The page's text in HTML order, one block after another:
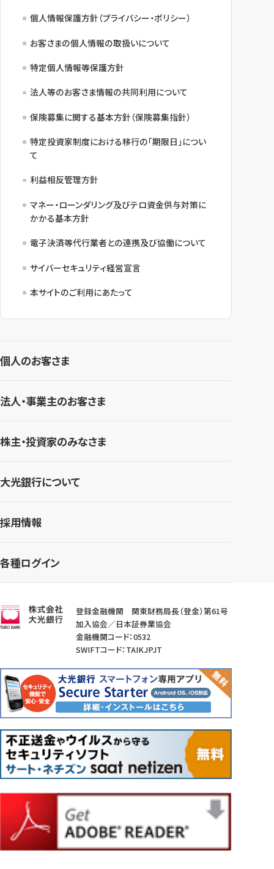
個人情報保護方針（プライバシー・ポリシー）
お客さまの個人情報の取扱いについて
特定個人情報等保護方針
法人等のお客さま情報の共同利用について
保険募集に関する基本方針（保険募集指針）
特定投資家制度における移行の「期限日」につい
て
利益相反管理方針
マネー・ローンダリング及びテロ資金供与対策に
かかる基本方針
電子決済等代行業者との連携及び協働について
サイバーセキュリティ経営宣言
本サイトのご利用にあたって
個人のお客さま
法人・事業主のお客さま
株主・投資家のみなさま
大光銀行について
採用情報
各種ログイン
登録金融機関 関東財務局長（登金）第61号
加入協会／日本証券業協会
金融機関コード：0532
SWIFTコード：TAIKJPJT